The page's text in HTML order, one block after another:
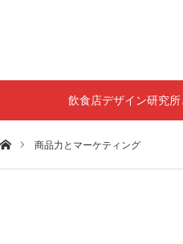
飲食店デザイン研究所
ホーム商品力とマーケティング